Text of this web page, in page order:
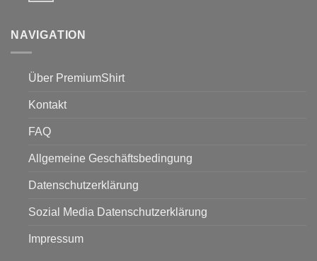
Style
Rabatt
NAVIGATION
Über PremiumShirt
Kontakt
FAQ
Allgemeine Geschäftsbedingung
Datenschutzerklärung
Sozial Media Datenschutzerklärung
Impressum